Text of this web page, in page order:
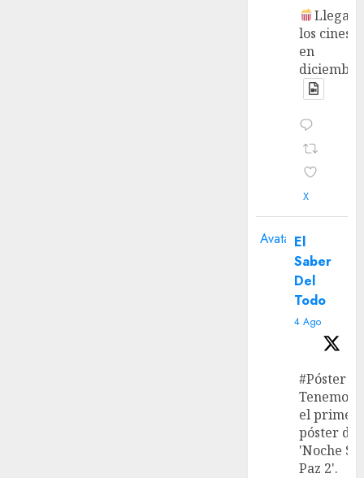
Llega a
los cines
en
X
Avatar El
Saber
Del
Todo
4 Ago
#Póster
Tenemos
el primer
póster de
'Noche
Paz 2'.